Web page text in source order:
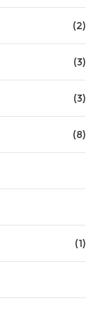
(2)
(3)
(3)
(8)
(1)